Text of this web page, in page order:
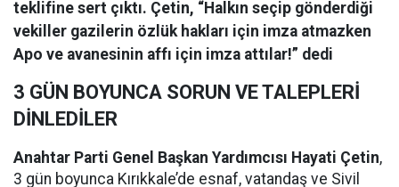
teklifine sert çıktı. Çetin, “Halkın seçip gönderdiği
vekiller gazilerin özlük hakları için imza atmazken
Apo ve avanesinin affı için imza attılar!” dedi
3 GÜN BOYUNCA SORUN VE TALEPLERİ
DİNLEDİLER
Anahtar Parti Genel Başkan Yardımcısı Hayati Çetin,
3 gün boyunca Kırıkkale’de esnaf, vatandaş ve Sivil